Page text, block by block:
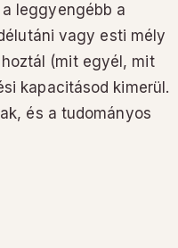
leggyengébb a
vagy esti mély
(mit egyél, mit
kapacitásod kimerül.
és a tudományos